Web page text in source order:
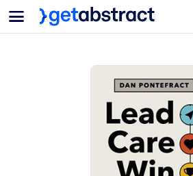
菜单
面向团队与管理者
为您的员工配备关键的人工智能技能。
帮助您的管理者为未来的工作时代做好
面向人工智能系统